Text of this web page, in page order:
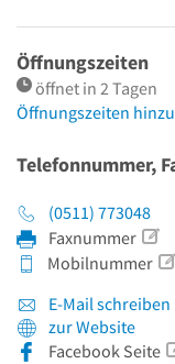
Öffnungszeiten
öffnet in 2 Tagen
Öffnungszeiten
Telefonnummer,
(0511) 773048
Faxnummer
Mobilnummer
E-Mail schreiben
zur Website
Facebook Seite